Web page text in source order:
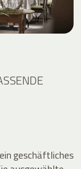
geschäftliches